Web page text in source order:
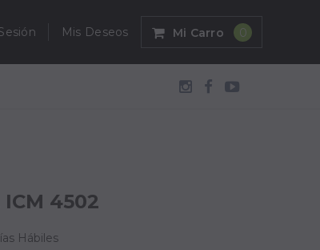
Mi Carro 0
Mis Deseos
4502
Hábiles